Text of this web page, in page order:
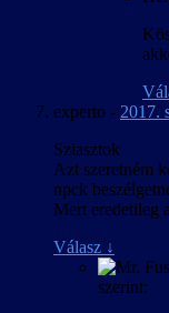
experto - 2017.
Sziasztok
Azt szeretném
npck
Mert eredetileg
Válasz ↓
szerint: